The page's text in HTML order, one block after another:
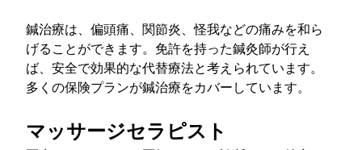
鍼治療は、偏頭痛、関節炎、怪我などの痛みを和ら
げることができます。免許を持った鍼灸師が行え
ば、安全で効果的な代替療法と考えられています。
多くの保険プランが鍼治療をカバーしています。
マッサージセラピスト